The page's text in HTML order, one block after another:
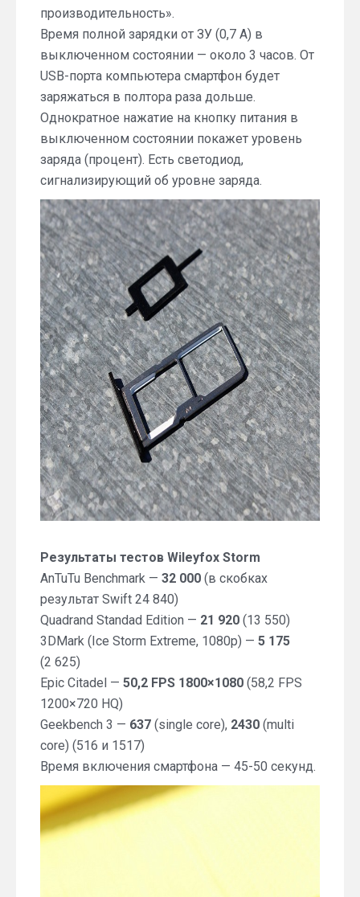
производительность».
Время полной зарядки от ЗУ (0,7 А) в
выключенном состоянии — около 3 часов. От
USB-порта компьютера смартфон будет
заряжаться в полтора раза дольше.
Однократное нажатие на кнопку питания в
выключенном состоянии покажет уровень
заряда (процент). Есть светодиод,
сигнализирующий об уровне заряда.
Результаты тестов Wileyfox Storm
AnTuTu Benchmark — 32 000 (в скобках
результат Swift 24 840)
Quadrand Standad Edition — 21 920 (13 550)
3DMark (Ice Storm Extreme, 1080p) — 5 175
(2 625)
Epic Citadel — 50,2 FPS 1800×1080 (58,2 FPS
1200×720 HQ)
Geekbench 3 — 637 (single core), 2430 (multi
core) (516 и 1517)
Время включения смартфона — 45-50 секунд.